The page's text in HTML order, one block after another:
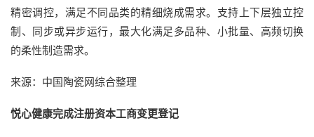
精密调控，满足不同品类的精细烧成需求。支持上下层独立控
制、同步或异步运行，最大化满足多品种、小批量、高频切换
的柔性制造需求。
来源：中国陶瓷网综合整理
悦心健康完成注册资本工商变更登记